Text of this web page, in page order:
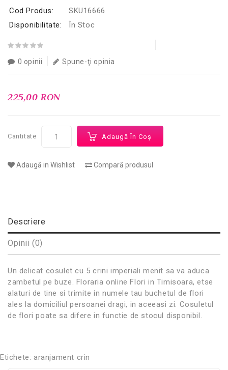
Cod Produs:
SKU16666
Disponibilitate:
În Stoc
0 opinii Spune-ţi opinia
225,00 RON
Cantitate Adaugă În Coş
Adaugă in Wishlist Compară produsul
Descriere
Opinii (0)
Un delicat cosulet cu 5 crini imperiali menit sa va aduca
zambetul pe buze. Floraria online Flori in Timisoara, etse
alaturi de tine si trimite in numele tau buchetul de flori
ales la domiciliul persoanei dragi, in aceeasi zi. Cosuletul
de flori poate sa difere in functie de stocul disponibil.
Etichete: aranjament crin